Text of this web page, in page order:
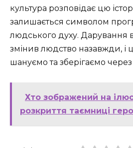
культура розповідає цю
залишається символом
людського духу. Дарування
змінив людство назавжди, і
шануємо та зберігаємо
Хто зображений на
розкриття таємниці